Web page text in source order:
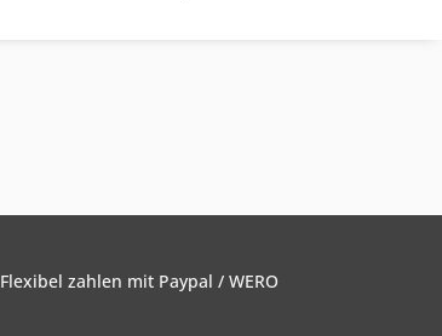
Flexibel zahlen mit Paypal / WERO